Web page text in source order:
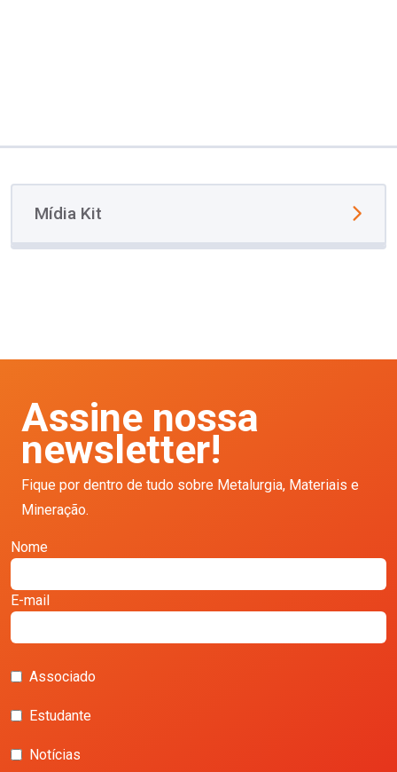
Mídia Kit
Assine nossa
newsletter!
Fique por dentro de tudo sobre Metalurgia, Materiais e
Mineração.
Nome
E-mail
Associado
Estudante
Notícias